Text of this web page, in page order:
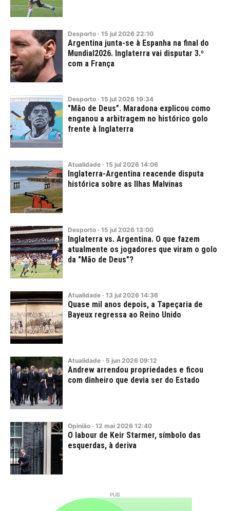
Desporto · 15 jul 2026 22:10
Argentina junta-se à Espanha na final do
Mundial2026. Inglaterra vai disputar 3.º
com a França
Desporto · 15 jul 2026 19:34
"Mão de Deus". Maradona explicou como
enganou a arbitragem no histórico golo
frente à Inglaterra
Atualidade · 15 jul 2026 14:06
Inglaterra-Argentina reacende disputa
histórica sobre as Ilhas Malvinas
Desporto · 15 jul 2026 13:00
Inglaterra vs. Argentina. O que fazem
atualmente os jogadores que viram o golo
da "Mão de Deus"?
Atualidade · 13 jul 2026 14:36
Quase mil anos depois, a Tapeçaria de
Bayeux regressa ao Reino Unido
Atualidade · 5 jun 2026 09:12
Andrew arrendou propriedades e ficou
com dinheiro que devia ser do Estado
Opinião · 12 mai 2026 12:40
O labour de Keir Starmer, símbolo das
esquerdas, à deriva